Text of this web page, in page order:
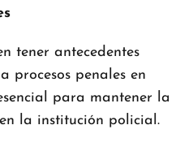
tener antecedentes
procesos penales en
para mantener la
la institución policial.